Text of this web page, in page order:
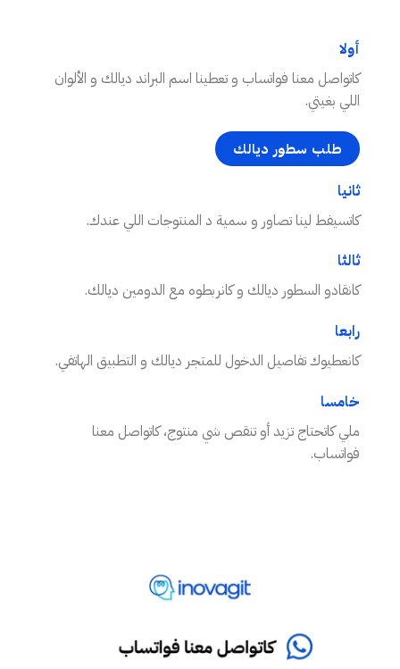
أولا
كاتواصل معنا فواتساب و تعطينا اسم البراند ديالك و الألوان
اللي بغيتي.
طلب سطور ديالك
ثانيا
كاتسيفط لينا تصاور و سمية د المنتوجات اللي عندك.
ثالثا
كانقادو السطور ديالك و كانربطوه مع الدومين ديالك.
رابعا
كانعطيوك تفاصيل الدخول للمتجر ديالك و التطبيق الهاتفي.
خامسا
ملي كاتحتاج تزيد أو تنقص شي منتوج، كاتواصل معنا
فواتساب.